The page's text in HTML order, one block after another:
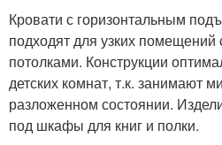
Кровати с горизонтальным
подходят для узких
потолками. Конструкции
детских комнат, т.к. занимают
разложенном состоянии.
под шкафы для книг и полки.